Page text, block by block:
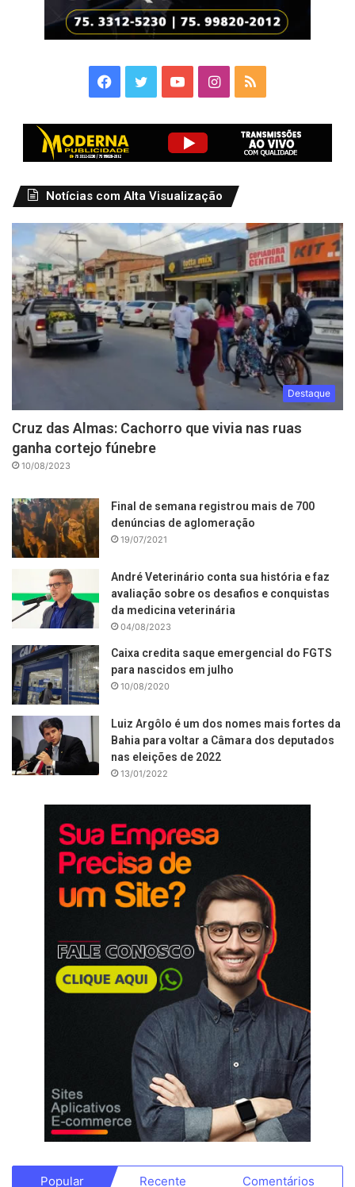
Facebook
TwitterYouTubeInstagram
RSS
Notícias com Alta Visualização
Destaque
Cruz das Almas: Cachorro que vivia nas ruas
ganha cortejo fúnebre
10/08/2023
Final de semana registrou mais de 700
denúncias de aglomeração
19/07/2021
André Veterinário conta sua história e faz
avaliação sobre os desafios e conquistas
da medicina veterinária
04/08/2023
Caixa credita saque emergencial do FGTS
para nascidos em julho
10/08/2020
Luiz Argôlo é um dos nomes mais fortes da
Bahia para voltar a Câmara dos deputados
nas eleições de 2022
13/01/2022
Popular Recente Comentários